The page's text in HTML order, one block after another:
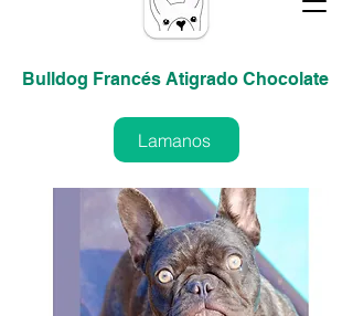
Bulldog Francés Atigrado Chocolate
Lamanos